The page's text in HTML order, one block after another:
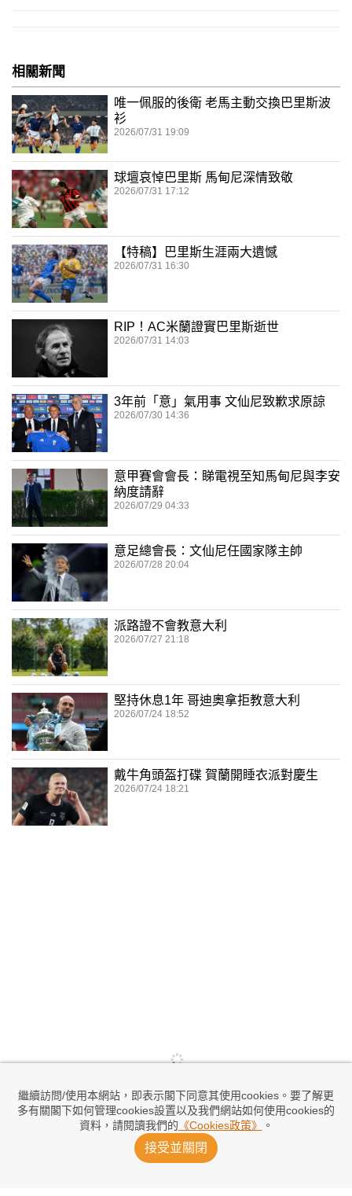
繼續訪問/使用本網站，即表示閣下同意其使用cookies。要了解更
多有關閣下如何管理cookies設置以及我們網站如何使用cookies的
資料，請閱讀我們的 《Cookies政策》 。
接受並關閉
相關新聞
唯一佩服的後衛 老馬主動交換巴里斯波
衫
2026/07/31 19:09
球壇哀悼巴里斯 馬甸尼深情致敬
2026/07/31 17:12
【特稿】巴里斯生涯兩大遺憾
2026/07/31 16:30
RIP！AC米蘭證實巴里斯逝世
2026/07/31 14:03
3年前「意」氣用事 文仙尼致歉求原諒
2026/07/30 14:36
意甲賽會會長：睇電視至知馬甸尼與李安
納度請辭
2026/07/29 04:33
意足總會長：文仙尼任國家隊主帥
2026/07/28 20:04
派路證不會教意大利
2026/07/27 21:18
堅持休息1年 哥迪奧拿拒教意大利
2026/07/24 18:52
戴牛角頭盔打碟 賀蘭開睡衣派對慶生
2026/07/24 18:21